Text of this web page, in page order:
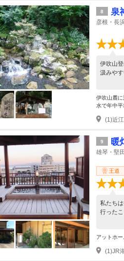
8 泉
彦根・長
伊吹山
汲みや
伊吹山麓
水で年中平
9 暖
雄琴・堅
王道
私たち
行った
アットホ
(1)JR